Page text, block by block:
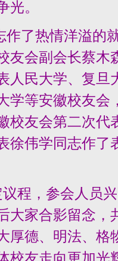
光。
了热情洋溢的
友会副会长蔡木
人民大学、复旦
学等安徽校友会
校友会第二次代
徐伟学同志作了
程，参会人员
大家合影留念，
厚德、明法、格